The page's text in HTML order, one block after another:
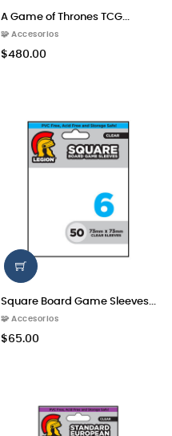
A Game of Thrones TCG...
🧩 Accesorios
$480.00
Square Board Game Sleeves...
🧩 Accesorios
$65.00